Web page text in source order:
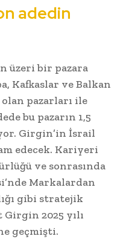
adedin
üzeri bir pazara
Kafkaslar ve Balkan
pazarları ile
bu pazarın 1,5
Girgin’in İsrail
edecek. Kariyeri
ve sonrasında
Markalardan
gibi stratejik
2025 yılı
geçmişti.